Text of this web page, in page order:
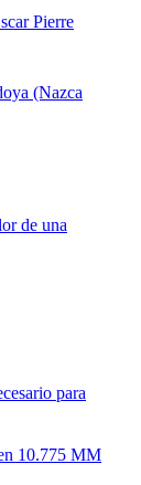
Pierre
(Nazca
de una
para
10.775 MM